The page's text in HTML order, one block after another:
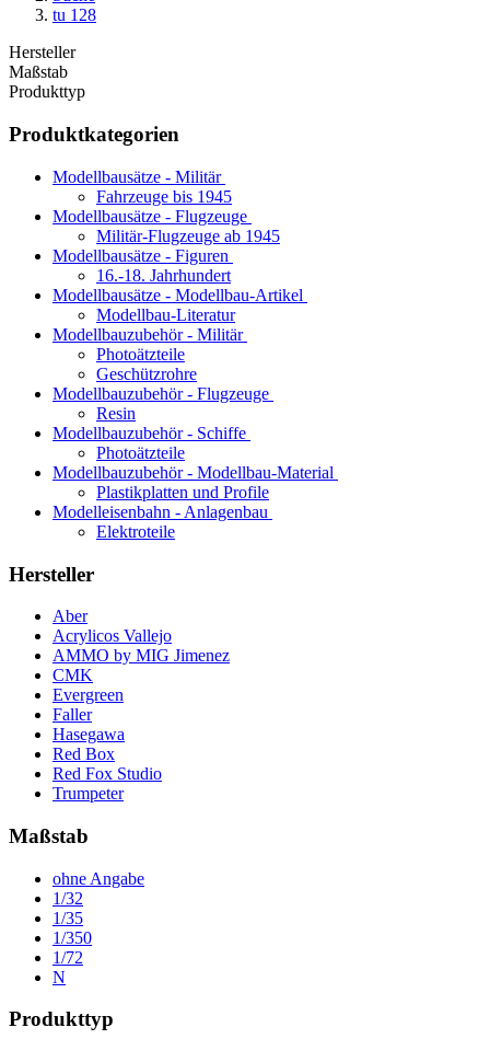
tu 128
Hersteller
Maßstab
Produkttyp
Produktkategorien
Modellbausätze - Militär
Fahrzeuge bis 1945
Modellbausätze - Flugzeuge
Militär-Flugzeuge ab 1945
Modellbausätze - Figuren
16.-18. Jahrhundert
Modellbausätze - Modellbau-Artikel
Modellbau-Literatur
Modellbauzubehör - Militär
Photoätzteile
Geschützrohre
Modellbauzubehör - Flugzeuge
Resin
Modellbauzubehör - Schiffe
Photoätzteile
Modellbauzubehör - Modellbau-Material
Plastikplatten und Profile
Modelleisenbahn - Anlagenbau
Elektroteile
Hersteller
Aber
Acrylicos Vallejo
AMMO by MIG Jimenez
CMK
Evergreen
Faller
Hasegawa
Red Box
Red Fox Studio
Trumpeter
Maßstab
ohne Angabe
1/32
1/35
1/350
1/72
N
Produkttyp